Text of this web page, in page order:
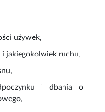
używek,
jakiegokolwiek ruchu,
i dbania o